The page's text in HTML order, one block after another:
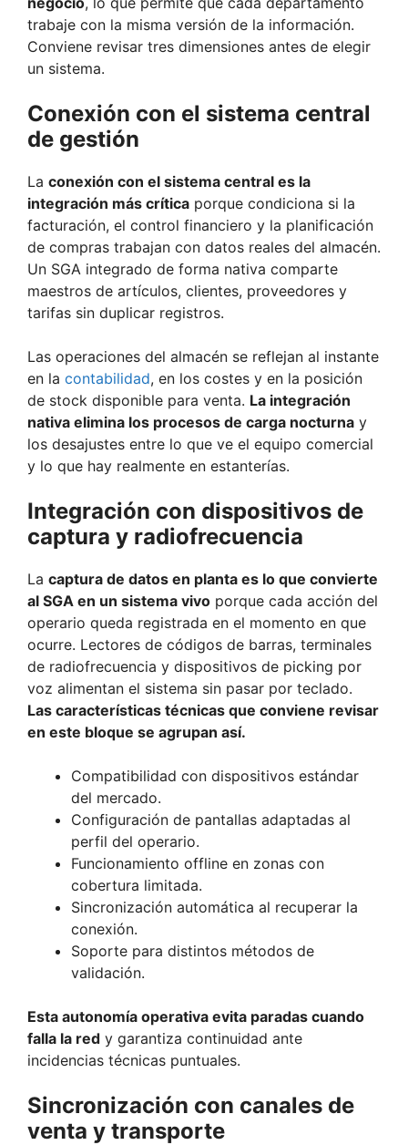
trabaje con la misma versión de la información.
Conviene revisar tres dimensiones antes de elegir
un sistema.
Conexión con el sistema central
de gestión
La conexión con el sistema central es la
integración más crítica porque condiciona si la
facturación, el control financiero y la planificación
de compras trabajan con datos reales del almacén.
Un SGA integrado de forma nativa comparte
maestros de artículos, clientes, proveedores y
tarifas sin duplicar registros.
Las operaciones del almacén se reflejan al instante
en la contabilidad, en los costes y en la posición
de stock disponible para venta. La integración
nativa elimina los procesos de carga nocturna y
los desajustes entre lo que ve el equipo comercial
y lo que hay realmente en estanterías.
Integración con dispositivos de
captura y radiofrecuencia
La captura de datos en planta es lo que convierte
al SGA en un sistema vivo porque cada acción del
operario queda registrada en el momento en que
ocurre. Lectores de códigos de barras, terminales
de radiofrecuencia y dispositivos de picking por
voz alimentan el sistema sin pasar por teclado.
Las características técnicas que conviene revisar
en este bloque se agrupan así.
Compatibilidad con dispositivos estándar
del mercado.
Configuración de pantallas adaptadas al
perfil del operario.
Funcionamiento offline en zonas con
cobertura limitada.
Sincronización automática al recuperar la
conexión.
Soporte para distintos métodos de
validación.
Esta autonomía operativa evita paradas cuando
falla la red y garantiza continuidad ante
incidencias técnicas puntuales.
Sincronización con canales de
venta y transporte